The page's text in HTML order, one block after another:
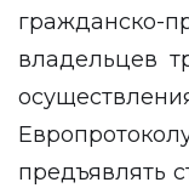
гражданско-
владельцев
предъявлять